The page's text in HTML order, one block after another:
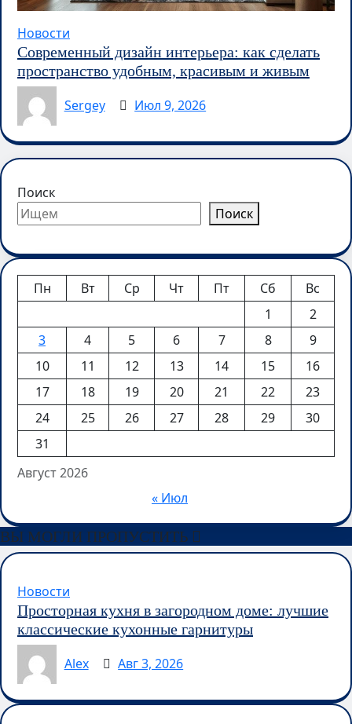
Новости
Современный дизайн интерьера: как сделать
пространство удобным, красивым и живым
Sergey
Июл 9, 2026
Поиск
Поиск
Август 2026
Пн Вт Ср Чт Пт Сб
Вс
1
2
3
4 5 6 7 8
9
10
11 12 13 14 15
16
17
18 19 20 21 22
23
24
25 26 27 28 29
30
31
« Июл
ВЫ МОГЛИ ПРОПУСТИТЬ
Новости
Просторная кухня в загородном доме: лучшие
классические кухонные гарнитуры
Alex
Авг 3, 2026